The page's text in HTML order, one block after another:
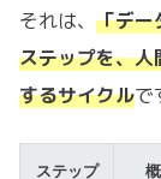
それは、 「デー
ステップを、
するサイクルで
ステップ